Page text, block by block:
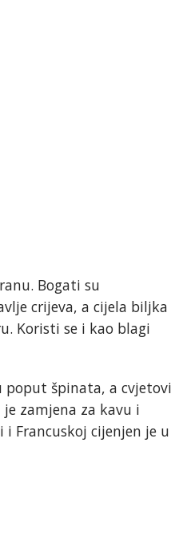
Bogati su
crijeva, a cijela biljka
Koristi se i kao blagi
poput špinata, a cvjetovi
zamjena za kavu i
Francuskoj cijenjen je u